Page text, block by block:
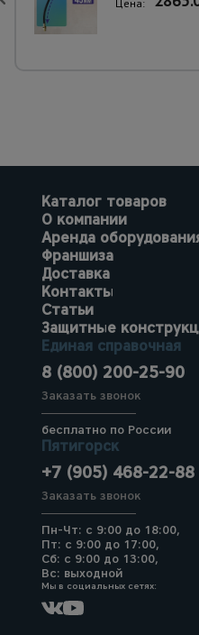
Цена:
Каталог товаров
О компании
Аренда
Франшиза
Доставка
Контакты
Статьи
Защитные
Единая справочная
8 (800) 200-25-90
Заказать звонок
бесплатно по России
Пятигорск
+7 (905) 468-22-88
Заказать звонок
Пн-Чт: с 9:00 до 18:00,
Пт: с 9:00 до 17:00,
Сб: с 9:00 до 13:00,
Вс: выходной
Мы в социальных сетях: